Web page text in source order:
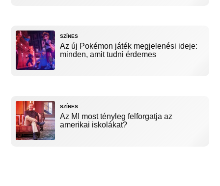
SZÍNES
Az új Pokémon játék megjelenési ideje:
minden, amit tudni érdemes
SZÍNES
Az MI most tényleg felforgatja az
amerikai iskolákat?